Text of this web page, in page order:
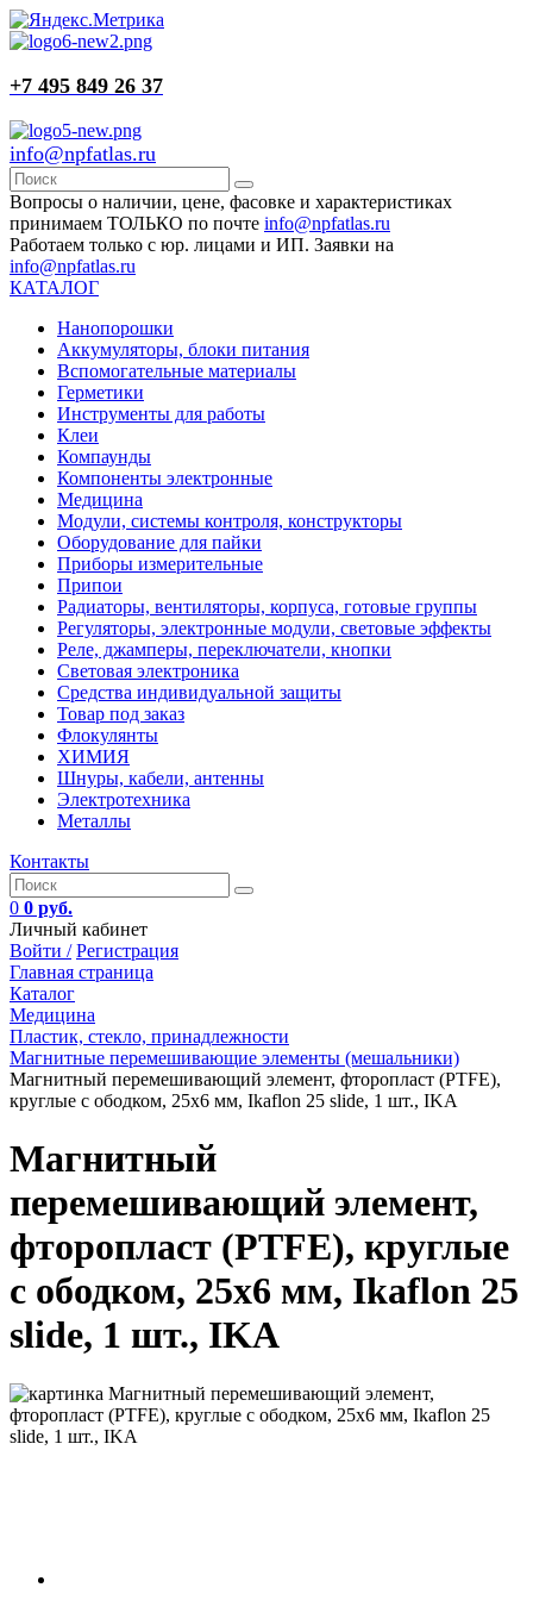
+7 495 849 26 37
info@npfatlas.ru
Вопросы о наличии, цене, фасовке и характеристиках
принимаем ТОЛЬКО по почте info@npfatlas.ru
Работаем только с юр. лицами и ИП. Заявки на
info@npfatlas.ru
КАТАЛОГ
Нанопорошки
Аккумуляторы, блоки питания
Вспомогательные материалы
Герметики
Инструменты для работы
Клеи
Компаунды
Компоненты электронные
Медицина
Модули, системы контроля, конструкторы
Оборудование для пайки
Приборы измерительные
Припои
Радиаторы, вентиляторы, корпуса, готовые группы
Регуляторы, электронные модули, световые эффекты
Реле, джамперы, переключатели, кнопки
Световая электроника
Средства индивидуальной защиты
Товар под заказ
Флокулянты
ХИМИЯ
Шнуры, кабели, антенны
Электротехника
Металлы
Контакты
0 0 руб.
Личный кабинет
Войти / Регистрация
Главная страница
Каталог
Медицина
Пластик, стекло, принадлежности
Магнитные перемешивающие элементы (мешальники)
Магнитный перемешивающий элемент, фторопласт (PTFE),
круглые с ободком, 25х6 мм, Ikaflon 25 slide, 1 шт., IKA
Магнитный
перемешивающий элемент,
фторопласт (PTFE), круглые
с ободком, 25х6 мм, Ikaflon 25
slide, 1 шт., IKA